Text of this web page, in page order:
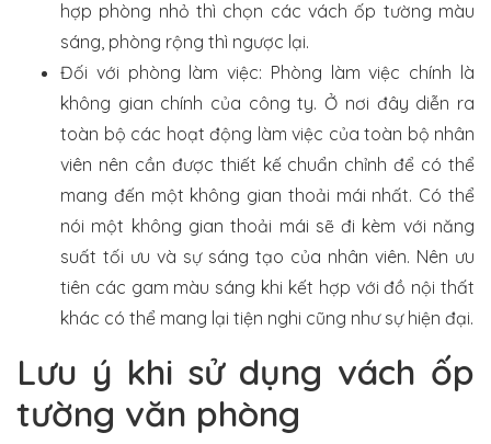
hợp phòng nhỏ thì chọn các vách ốp tường màu
sáng, phòng rộng thì ngược lại.
Đối với phòng làm việc: Phòng làm việc chính là
không gian chính của công ty. Ở nơi đây diễn ra
toàn bộ các hoạt động làm việc của toàn bộ nhân
viên nên cần được thiết kế chuẩn chỉnh để có thể
mang đến một không gian thoải mái nhất. Có thể
nói một không gian thoải mái sẽ đi kèm với năng
suất tối ưu và sự sáng tạo của nhân viên. Nên ưu
tiên các gam màu sáng khi kết hợp với đồ nội thất
khác có thể mang lại tiện nghi cũng như sự hiện đại.
Lưu ý khi sử dụng vách ốp
tường văn phòng